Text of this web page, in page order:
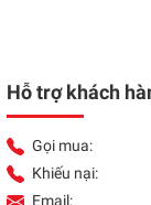
Hỗ trợ khách
Gọi mua:
Khiếu nại:
Email: